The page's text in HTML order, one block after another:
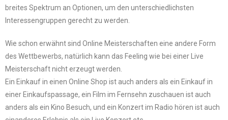
breites Spektrum an Optionen, um den unterschiedlichsten
Interessengruppen gerecht zu werden.
Wie schon erwähnt sind Online Meisterschaften eine andere Form
des Wettbewerbs, natürlich kann das Feeling wie bei einer Live
Meisterschaft nicht erzeugt werden.
Ein Einkauf in einen Online Shop ist auch anders als ein Einkauf in
einer Einkaufspassage, ein Film im Fernsehn zuschauen ist auch
anders als ein Kino Besuch, und ein Konzert im Radio hören ist auch